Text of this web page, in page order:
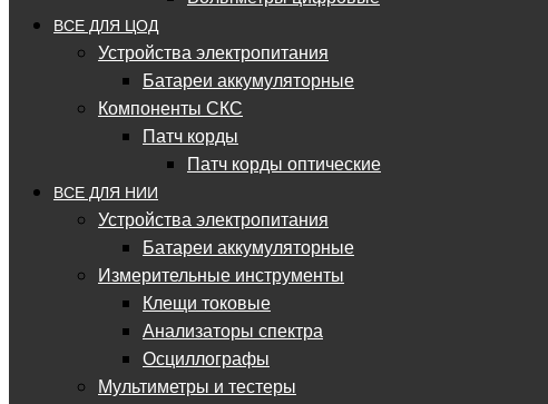
ВСЕ ДЛЯ ЦОД
Устройства электропитания
Батареи аккумуляторные
Компоненты СКС
Патч корды
Патч корды оптические
ВСЕ ДЛЯ НИИ
Устройства электропитания
Батареи аккумуляторные
Измерительные инструменты
Клещи токовые
Анализаторы спектра
Осциллографы
Мультиметры и тестеры